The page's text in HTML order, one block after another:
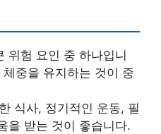
위험 요인 중 하나입니
중을 유지하는 것이 중
식사, 정기적인 운동, 필
을 받는 것이 좋습니다.